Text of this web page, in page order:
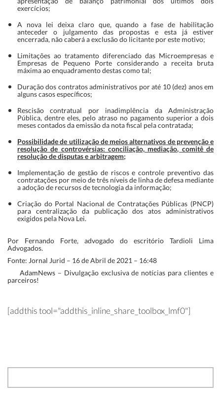
exercícios;
A nova lei deixa claro que, quando a fase de habilitação
anteceder o julgamento das propostas e esta já estiver
encerrada, não caberá a exclusão do licitante por este motivo;
Limitações ao tratamento diferenciado das Microempresas e
Empresas de Pequeno Porte considerando a receita bruta
máxima ao enquadramento destas como tal;
Duração dos contratos administrativos por até 10 (dez) anos em
alguns casos específicos;
Rescisão contratual por inadimplência da Administração
Pública, dentre eles, pelo atraso no pagamento superior a dois
meses contados da emissão da nota fiscal pela contratada;
Possibilidade de utilização de meios alternativos de prevenção e
resolução de controvérsias: conciliação, mediação, comitê de
resolução de disputas e arbitragem;
Implementação de gestão de riscos e controle preventivo das
contratações por meio de três níveis de linha de defesa mediante
a adoção de recursos de tecnologia da informação;
Criação do Portal Nacional de Contratações Públicas (PNCP)
para centralização da publicação dos atos administrativos
exigidos pela Nova Lei.
Por Fernando Forte, advogado do escritório Tardioli Lima
Advogados.
Fonte: Jornal Jurid – 16 de Abril de 2021 – 16:48
AdamNews– Divulgação exclusiva de notícias para clientes e
parceiros!
[addthis tool="addthis_inline_share_toolbox_lmf0"]